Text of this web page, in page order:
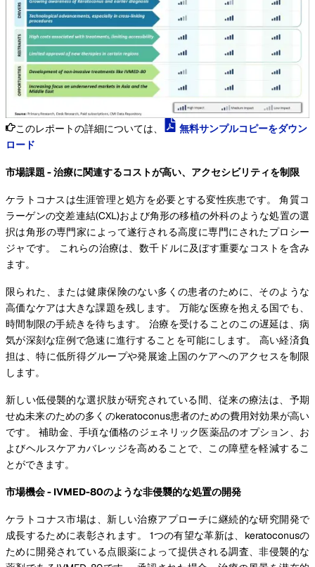
このレポートの詳細については、
無料サンプルコピーをダウン
ロード
市場課題 - 治療に関連するコストが高い、アクセシビリティを制限
ケラトコナスは生涯管理と処方を必要とする変性疾患です。 角質コ
ラーゲンの交差連結(CXL)および角形の移植の外科のような処置の選
択は角形の専門家によって遂行される高度に専門にされたプロシー
ジャです。 これらの治療は、数千ドルに及ぼす重要なコストを含み
ます。
限られた、または健康保険のない多くの患者のために、そのような
高価なケアは大きな課題を残します。 万能な医療を抱える国でも、
時間制限の手続きを待ちます。 治療を受けることのこの遅延は、病
気が深刻な症例で急速に進行することを可能にします。 高い経済負
担は、特に低所得グループや発展途上国のケアへのアクセスを制限
します。
新しい低侵襲的な選択肢が研究されている間、従来の療法は、予期
せぬ未来のための多くのkeratoconus患者のための費用対効果が高い
です。 補助金、手頃な価格のジェネリック医薬品のオプション、お
よびヘルスケアカバレッジを高めることで、この障壁を軽減するこ
とができます。
市場機会 - IVMED-80のような非侵襲的な処置の開発
ケラトコナス市場は、新しい治療アプローチに継続的な研究開発で
成長するために表彰されます。 1つの有望な革新は、keratoconusの
ために開発されている点眼薬によって提供される調査、非侵襲的な